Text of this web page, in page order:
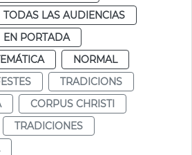
TODAS LAS AUDIENCIAS
EN PORTADA
NORMAL
TRADICIONS
CORPUS CHRISTI
TRADICIONES